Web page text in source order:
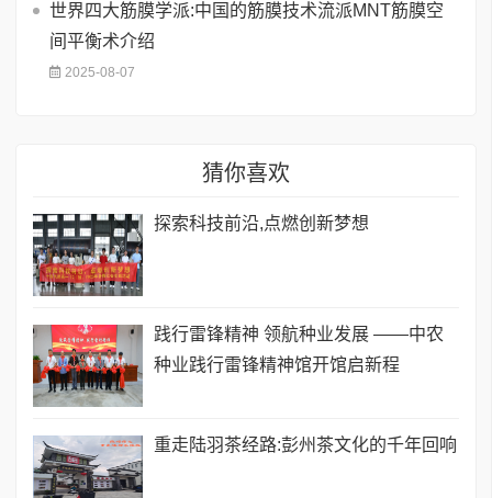
世界四大筋膜学派:中国的筋膜技术流派MNT筋膜空
间平衡术介绍
2025-08-07
猜你喜欢
探索科技前沿,点燃创新梦想
践行雷锋精神 领航种业发展 ——中农
种业践行雷锋精神馆开馆启新程
重走陆羽茶经路:彭州茶文化的千年回响